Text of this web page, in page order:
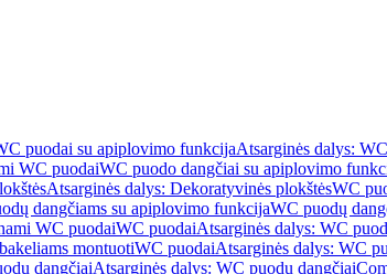
puodai su apiplovimo funkcijaAtsarginės dalys:
WC puodaiWC puodo dangčiai su apiplovimo
Atsarginės dalys: Dekoratyvinės plokštėsWC
dangčiams su apiplovimo funkcijaWC puodų
WC puodaiWC puodaiAtsarginės dalys: WC
montuotiWC puodaiAtsarginės dalys: WC
dangčiaiAtsarginės dalys: WC puodų dangčiai